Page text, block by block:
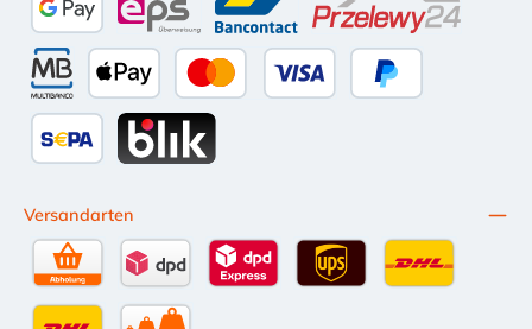
Google Pay eps Bancontact Przelewy24
MultibancoApple Pay
Versandarten
DPD Standardversand
Selbstabholung